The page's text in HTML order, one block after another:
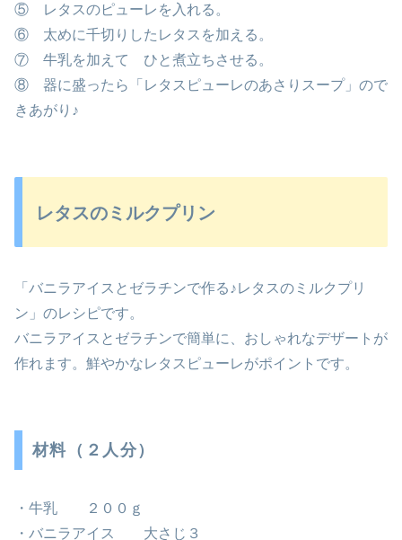
⑤ レタスのピューレを入れる。
⑥ 太めに千切りしたレタスを加える。
⑦ 牛乳を加えて ひと煮立ちさせる。
⑧ 器に盛ったら「レタスピューレのあさりスープ」ので
きあがり♪
レタスのミルクプリン
「バニラアイスとゼラチンで作る♪レタスのミルクプリ
ン」のレシピです。
バニラアイスとゼラチンで簡単に、おしゃれなデザートが
作れます。鮮やかなレタスピューレがポイントです。
材料（２人分）
・牛乳 ２００ｇ
・バニラアイス 大さじ３